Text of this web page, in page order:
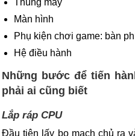
Thùng máy
Màn hình
Phụ kiện chơi game: bàn
Hệ điều hành
Những bước để tiến
phải ai cũng biết
Lắp ráp CPU
Đầu tiên lấy bo mạch chủ ra